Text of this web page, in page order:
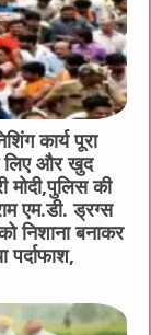
कार्य पूरा
लिए और खुद
मोदी,पुलिस की
एम.डी. ड्रग्स
निशाना बनाकर